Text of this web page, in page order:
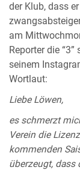
der Klub, dass
am
Reporter die
seinem
Wortlaut:
Liebe Löwen,
es schmerzt
Verein die
kommenden
überzeugt, dass